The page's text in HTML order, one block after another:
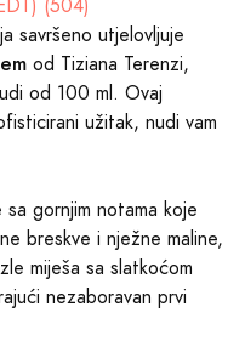
(504)
savršeno utjelovljuje
od Tiziana Terenzi,
od 100 ml. Ovaj
užitak, nudi vam
gornjim notama koje
breskve i nježne maline,
miješa sa slatkoćom
nezaboravan prvi